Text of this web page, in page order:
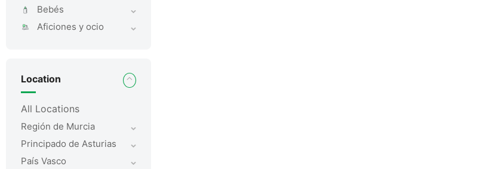
Bebés
Aficiones y ocio
Location
All Locations
Región de Murcia
Principado de Asturias
País Vasco